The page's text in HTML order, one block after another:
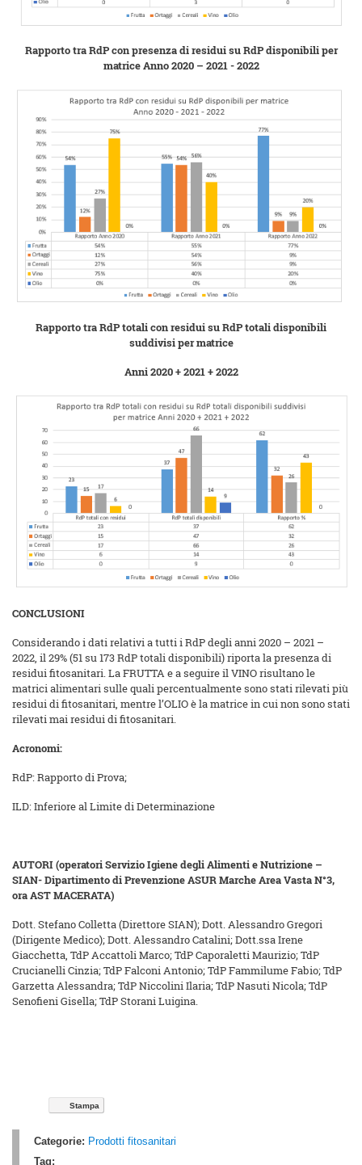
Rapporto tra RdP con presenza di residui su RdP disponibili per
matrice Anno 2020 – 2021 - 2022
Rapporto tra RdP totali con residui su RdP totali disponibili
suddivisi per matrice
Anni 2020 + 2021 + 2022
CONCLUSIONI
Considerando i dati relativi a tutti i RdP degli anni 2020 – 2021 –
2022, il 29% (51 su 173 RdP totali disponibili) riporta la presenza di
residui fitosanitari. La FRUTTA e a seguire il VINO risultano le
matrici alimentari sulle quali percentualmente sono stati rilevati più
residui di fitosanitari, mentre l’OLIO è la matrice in cui non sono stati
rilevati mai residui di fitosanitari.
Acronomi:
RdP: Rapporto di Prova;
ILD: Inferiore al Limite di Determinazione
AUTORI (operatori Servizio Igiene degli Alimenti e Nutrizione –
SIAN- Dipartimento di Prevenzione ASUR Marche Area Vasta N°3,
ora AST MACERATA)
Dott. Stefano Colletta (Direttore SIAN); Dott. Alessandro Gregori
(Dirigente Medico); Dott. Alessandro Catalini; Dott.ssa Irene
Giacchetta, TdP Accattoli Marco; TdP Caporaletti Maurizio; TdP
Crucianelli Cinzia; TdP Falconi Antonio; TdP Fammilume Fabio; TdP
Garzetta Alessandra; TdP Niccolini Ilaria; TdP Nasuti Nicola; TdP
Senofieni Gisella; TdP Storani Luigina.
Stampa
Categorie: Prodotti fitosanitari
Tag: